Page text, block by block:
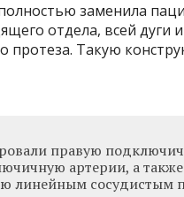
заменила
отдела, всей дуги
протеза. Такую
правую
артерии, а
линейным сосудистым